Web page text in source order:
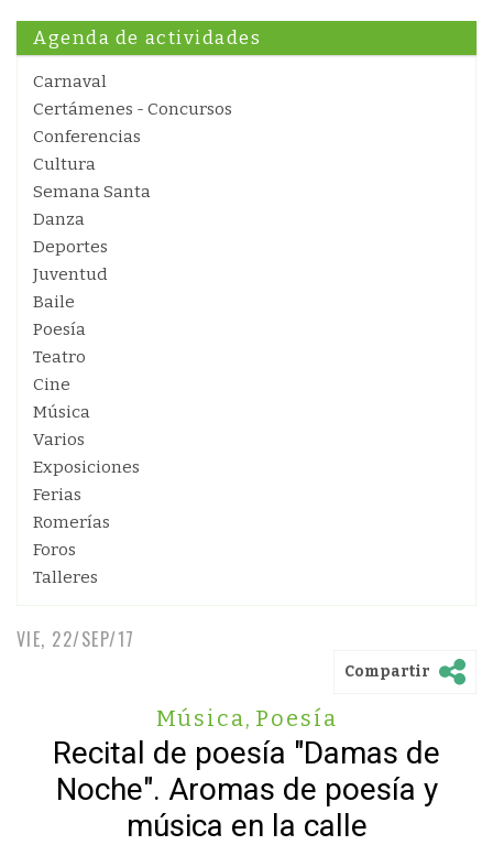
Agenda de actividades
Carnaval
Certámenes - Concursos
Conferencias
Cultura
Semana Santa
Danza
Deportes
Juventud
Baile
Poesía
Teatro
Cine
Música
Varios
Exposiciones
Ferias
Romerías
Foros
Talleres
VIE, 22/SEP/17
Compartir
Música, Poesía
Recital de poesía "Damas de
Noche". Aromas de poesía y
música en la calle